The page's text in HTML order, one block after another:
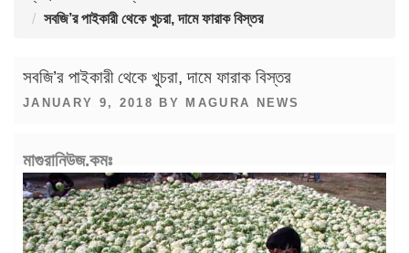
সবজি’র পাইকারী থেকে খুচরা, দামে ফারাক বিস্তর
সবজি’র পাইকারী থেকে খুচরা, দামে ফারাক বিস্তর
POSTED
JANUARY 9, 2018 BY MAGURA NEWS
মাগুরানিউজ.কমঃ